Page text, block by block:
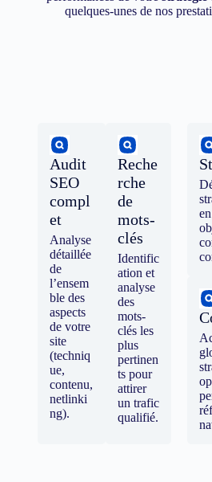
quelques-unes de nos
Audit
SEO
compl
et
Analyse
détaillée
de
l’ensem
ble des
aspects
de votre
site
(techniq
ue,
contenu,
netlinki
ng).
Reche
rche
de
mots-
clés
Identific
ation et
analyse
des
mots-
clés les
plus
pertinen
ts pour
attirer
un trafic
qualifié.